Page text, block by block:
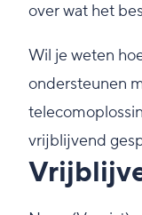
over wat het
Wil je weten
ondersteunen
vrijblijvend